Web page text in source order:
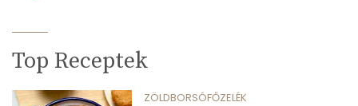
Top Receptek
ZÖLDBORSÓFŐZELÉK